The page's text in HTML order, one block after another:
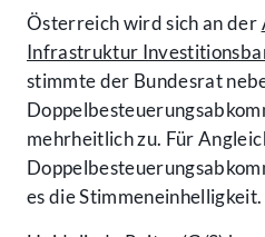
Österreich wird sich an der
Infrastruktur
stimmte der Bundesrat
mehrheitlich zu. Für
es die Stimmeneinhelligkeit.